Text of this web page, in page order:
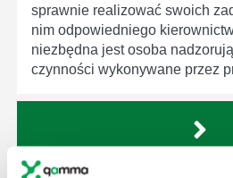
sprawnie realizować swoich
nim odpowiedniego
niezbędna jest osoba
czynności wykonywane przez